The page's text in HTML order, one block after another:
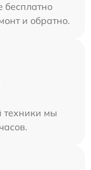
бесплатно
и обратно.
техники мы